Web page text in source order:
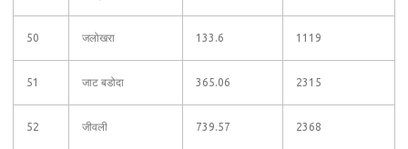
50 जलोखरा 133.6 1119
51 जाट बडोदा 365.06 2315
52 जीवली 739.57 2368